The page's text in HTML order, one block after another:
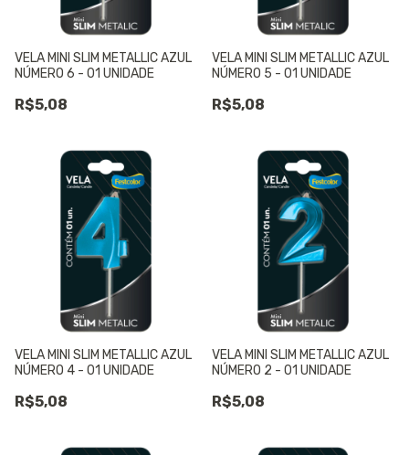
VELA MINI SLIM METALLIC AZUL
NÚMERO 6 - 01 UNIDADE
R$5,08
VELA MINI SLIM METALLIC AZUL
NÚMERO 5 - 01 UNIDADE
R$5,08
VELA MINI SLIM METALLIC AZUL
NÚMERO 4 - 01 UNIDADE
R$5,08
VELA MINI SLIM METALLIC AZUL
NÚMERO 2 - 01 UNIDADE
R$5,08